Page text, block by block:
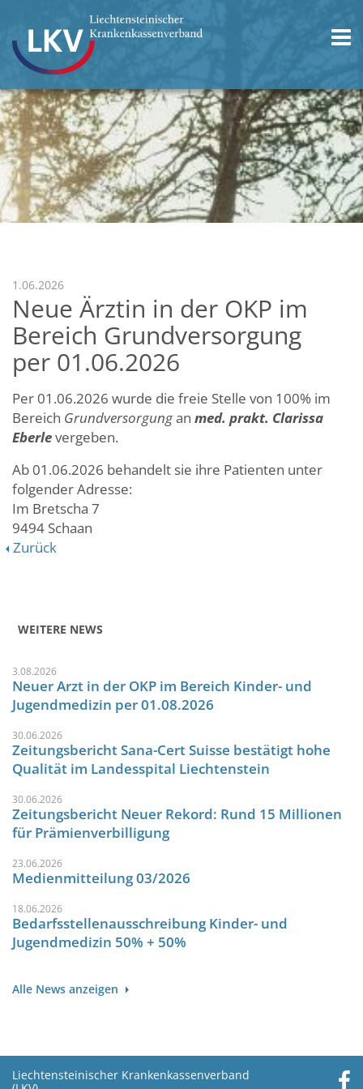
1.06.2026
Neue Ärztin in der OKP im
Bereich Grundversorgung
per 01.06.2026
Per 01.06.2026 wurde die freie Stelle von 100% im
Bereich Grundversorgungan med. prakt. Clarissa
Eberlevergeben.
Ab 01.06.2026 behandelt sie ihre Patienten unter
folgender Adresse:
Im Bretscha 7
9494 Schaan
Zurück
WEITERE NEWS
3.08.2026
Neuer Arzt in der OKP im Bereich Kinder- und
Jugendmedizin per 01.08.2026
30.06.2026
Zeitungsbericht Sana-Cert Suisse bestätigt hohe
Qualität im Landesspital Liechtenstein
30.06.2026
Zeitungsbericht Neuer Rekord: Rund 15 Millionen
für Prämienverbilligung
23.06.2026
Medienmitteilung 03/2026
18.06.2026
Bedarfsstellenausschreibung Kinder- und
Jugendmedizin 50% + 50%
Alle News anzeigen
Liechtensteinischer Krankenkassenverband